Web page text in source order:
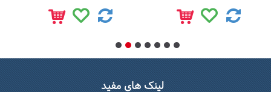
لینک های مفید